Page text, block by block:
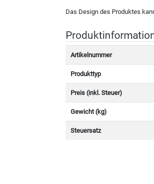
Das Design des Produktes
Artikelnummer
Produkttyp
Preis (inkl. Steuer)
Gewicht (kg)
Steuersatz